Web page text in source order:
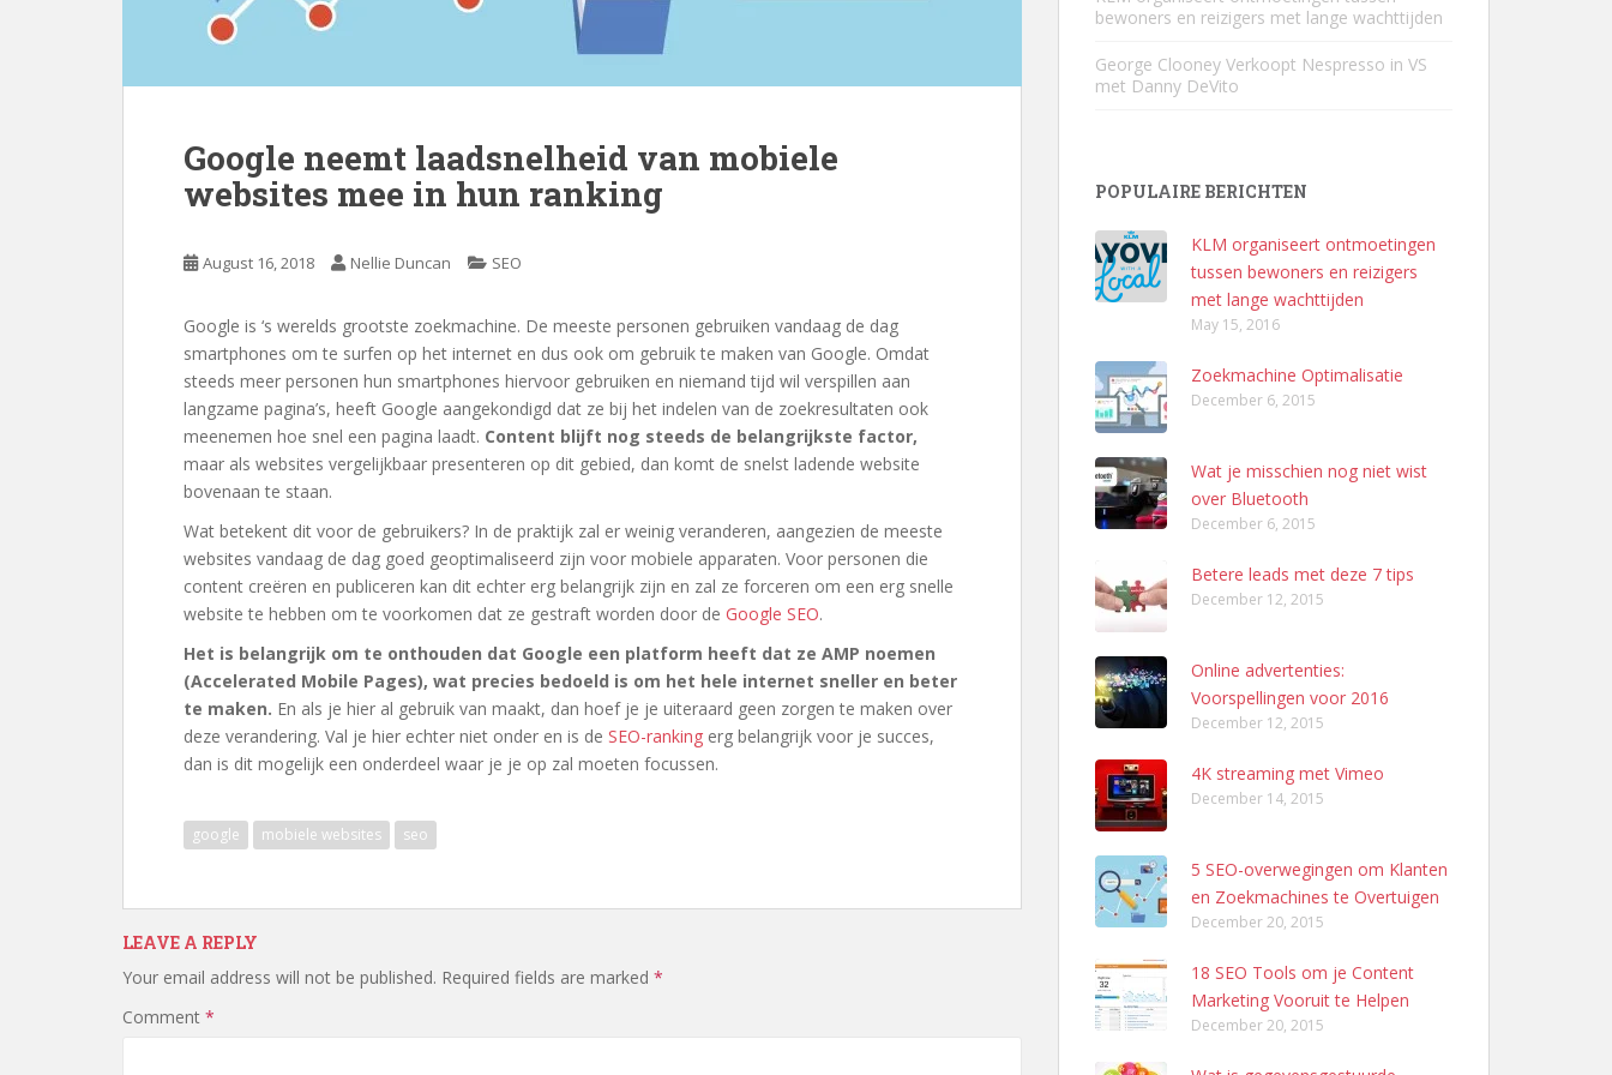
Google neemt laadsnelheid van mobiele
websites mee in hun ranking
August 16, 2018 Nellie Duncan SEO
Google is ‘s werelds grootste zoekmachine. De meeste personen gebruiken vandaag de dag
smartphones om te surfen op het internet en dus ook om gebruik te maken van Google. Omdat
steeds meer personen hun smartphones hiervoor gebruiken en niemand tijd wil verspillen aan
langzame pagina’s, heeft Google aangekondigd dat ze bij het indelen van de zoekresultaten ook
meenemen hoe snel een pagina laadt. Content blijft nog steeds de belangrijkste factor,
maar als websites vergelijkbaar presenteren op dit gebied, dan komt de snelst ladende website
bovenaan te staan.
Wat betekent dit voor de gebruikers? In de praktijk zal er weinig veranderen, aangezien de meeste
websites vandaag de dag goed geoptimaliseerd zijn voor mobiele apparaten. Voor personen die
content creëren en publiceren kan dit echter erg belangrijk zijn en zal ze forceren om een erg snelle
website te hebben om te voorkomen dat ze gestraft worden door de Google SEO.
Het is belangrijk om te onthouden dat Google een platform heeft dat ze AMP noemen
(Accelerated Mobile Pages), wat precies bedoeld is om het hele internet sneller en beter
te maken. En als je hier al gebruik van maakt, dan hoef je je uiteraard geen zorgen te maken over
deze verandering. Val je hier echter niet onder en is de SEO-ranking erg belangrijk voor je succes,
dan is dit mogelijk een onderdeel waar je je op zal moeten focussen.
google mobiele websites seo
LEAVE A REPLY
Your email address will not be published. Required fields are marked *
Comment *
bewoners en reizigers met lange wachttijden
George Clooney Verkoopt Nespresso in VS
met Danny DeVito
POPULAIRE BERICHTEN
KLM organiseert ontmoetingen
tussen bewoners en reizigers
met lange wachttijden
May 15, 2016
Zoekmachine Optimalisatie
December 6, 2015
Wat je misschien nog niet wist
over Bluetooth
December 6, 2015
Betere leads met deze 7 tips
December 12, 2015
Online advertenties:
Voorspellingen voor 2016
December 12, 2015
4K streaming met Vimeo
December 14, 2015
5 SEO-overwegingen om Klanten
en Zoekmachines te Overtuigen
December 20, 2015
18 SEO Tools om je Content
Marketing Vooruit te Helpen
December 20, 2015